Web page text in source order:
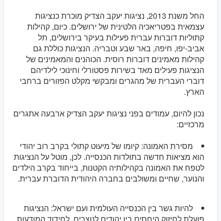
החל משנת 2013, נציגות יעקב הצדיק מוכרת כנציגות
עצמאית בפטריאכיה הלטינית של ירושלים. כיום, קהילות
קתוליות דוברות עברית פעילות בעיקר בירושלים, תל
אביב-יפו, חיפה, באר שבע וטבריה. הנציגות כוללת גם
קהילות מאמינים דוברות רוסית. הכוהנים והמאמינים של
הנציגות פעילים מאד בשירות פסטורלי וחינוכי לילדיהם
דוברי העברית של מהגרים ומבקשי מקלט הפזורים ברחבי
הארץ.
נכון להיום, עמודים בפני נציגות יעקב הצדיק ארבעה אתגרים
מרכזיים:
מסירת האמונה: קיומו של מיעוט קתולי בקרב רוב יהודי
הוא מציאות חדשה בתולדות הכנסייה. לכן, מוטל על הנציגות
לטפח את האמונה בקהילותיה הקטנות, בייחוד בקרב הילדים
והנוער, שחיים ומשולבים בחברה היהודית הדוברת עברית.
להיות גשר בין הכנסייה העולמית ועם ישראל: הנציגות